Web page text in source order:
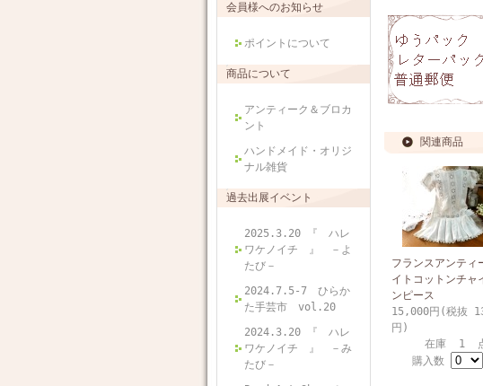
会員様へのお知らせ
ポイントについて
商品について
アンティーク＆ブロカ
ント
ハンドメイド・オリジ
ナル雑貨
過去出展イベント
2025.3.20 『 ハレ
ワケノイチ 』 －よ
たび－
2024.7.5-7 ひらか
た手芸市 vol.20
2024.3.20 『 ハレ
ワケノイチ 』 －み
たび－
関連商品
フランスアンティ
イトコットンチャ
ンピース
15,000円(税抜
円)
在庫 1
購入数